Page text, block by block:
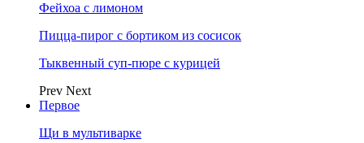
Фейхоа с лимоном
Пицца-пирог с бортиком из сосисок
Тыквенный суп-пюре с курицей
Prev Next
Первое
Щи в мультиварке